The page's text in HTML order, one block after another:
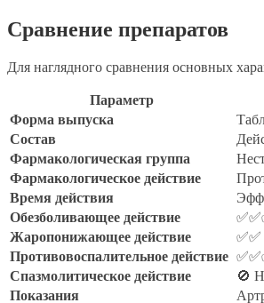
Сравнение препаратов
Для наглядного сравнения основных
Параметр
Форма выпуска
Состав
Фармакологическая группа
Фармакологическое действие
Время действия
Обезболивающее действие
Жаропонижающее действие
Противовоспалительное действие
Спазмолитическое действие
🚫
Показания